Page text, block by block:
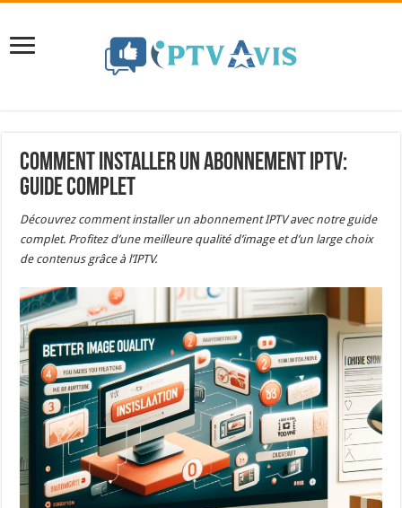
Comment installer un abonnement IPTV:
Guide Complet
Découvrez comment installer un abonnement IPTV avec notre guide
complet. Profitez d’une meilleure qualité d’image et d’un large choix
de contenus grâce à l’IPTV.